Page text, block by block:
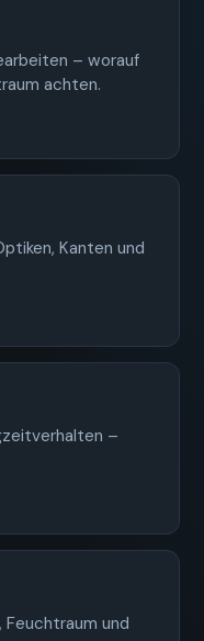
– worauf
achten.
Kanten und
–
Feuchtraum und